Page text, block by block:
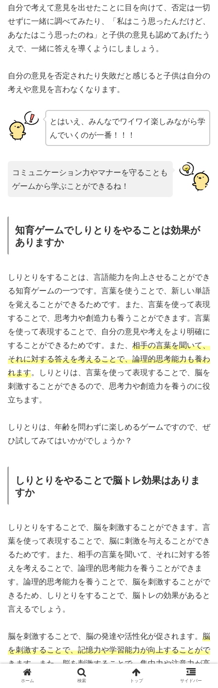
自分で考えて意見を出せたことに目を向けて、否定は一切
せずに一緒に調べてみたり、「私はこう思ったんだけど、
あなたはこう思ったのね」と子供の意見も認めてあげたう
えで、一緒に答えを導くようにしましょう。
自分の意見を否定されたり失敗だと感じると子供は自分の
考えや意見を言わなくなります。
とはいえ、みんなでワイワイ楽しみながら学
んでいくのが一番！！！
コミュニケーション力やマナーを守ることも
ゲームから学ぶことができるね！
知育ゲームでしりとりをやることは効果が
ありますか
しりとりをすることは、言語能力を向上させることができ
る知育ゲームの一つです。言葉を使うことで、新しい単語
を覚えることができるためです。また、言葉を使って表現
することで、思考力や創造力も養うことができます。言葉
を使って表現することで、自分の意見や考えをより明確に
することができるためです。また、 相手の言葉を聞いて、
それに対する答えを考えることで、論理的思考能力も養わ
れます。しりとりは、言葉を使って表現することで、脳を
刺激することができるので、思考力や創造力を養うのに役
立ちます。
しりとりは、年齢を問わずに楽しめるゲームですので、ぜ
ひ試してみてはいかがでしょうか？
しりとりをやることで脳トレ効果はありま
すか
しりとりをすることで、脳を刺激することができます。言
葉を使って表現することで、脳に刺激を与えることができ
るためです。また、相手の言葉を聞いて、それに対する答
えを考えることで、論理的思考能力を養うことができま
す。論理的思考能力を養うことで、脳を刺激することがで
きるため、しりとりをすることで、脳トレの効果があると
言えるでしょう。
脳を刺激することで、脳の発達や活性化が促されます。 脳
を刺激することで、記憶力や学習能力が向上することがで
きます。また、脳を刺激することで、集中力や注意力が高
められることもあります
。さらに、脳を刺激することで、
ホーム 検索 トップ サイドバー